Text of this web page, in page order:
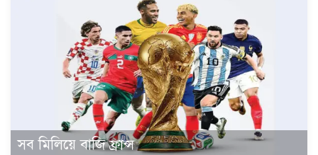
সব মিলিয়ে বাজি ফ্রান্স